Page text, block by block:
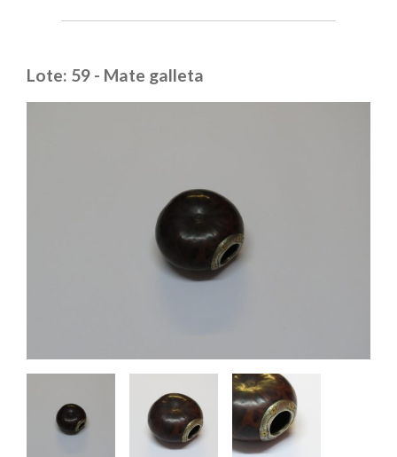
Lote: 59 - Mate galleta